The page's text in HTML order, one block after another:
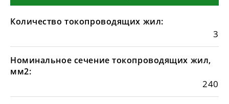
Количество токопроводящих жил:
3
Номинальное сечение токопроводящих жил,
мм2:
240